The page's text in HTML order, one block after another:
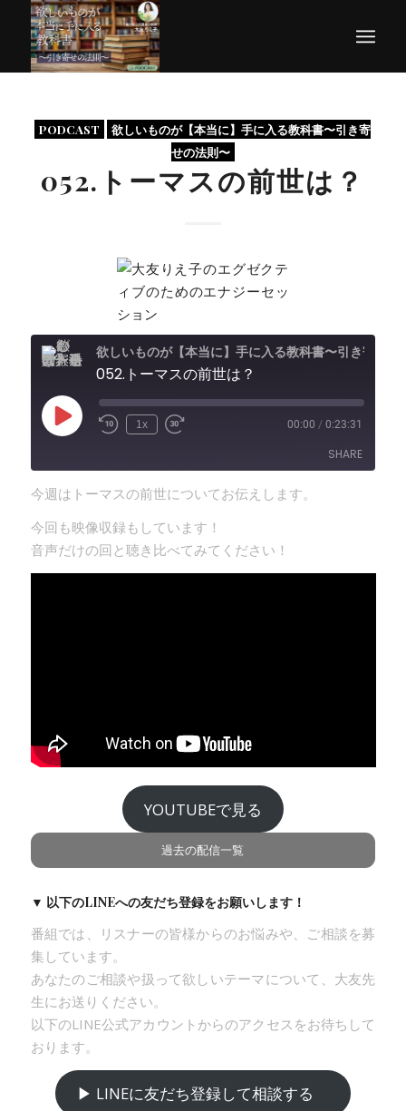
PODCAST
欲しいものが【本当に】手に入る教科書〜引き寄
せの法則〜
052.トーマスの前世は？
052.トーマスの前世は？
Play
Episode
1x 00:00 / 0:23:31
SHARE
LINK
今週はトーマスの前世についてお伝えします。
今回も映像収録もしています！
音声だけの回と聴き比べてみてください！
YOUTUBEで見る
過去の配信一覧
▼ 以下のLINEへの友だち登録をお願いします！
番組では、リスナーの皆様からのお悩みや、ご相談を募
集しています。
あなたのご相談や扱って欲しいテーマについて、大友先
生にお送りください。
以下のLINE公式アカウントからのアクセスをお待ちして
おります。
▶︎ LINEに友だち登録して相談する